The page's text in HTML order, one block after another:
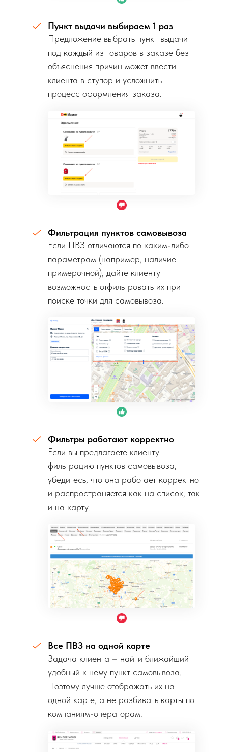
Пункт выдачи выбираем 1 раз
Предложение выбрать пункт выдачи
под каждый из товаров в заказе без
объяснения причин может ввести
клиента в ступор и усложнить
процесс оформления заказа.
Фильтрация пунктов самовывоза
Если ПВЗ отличаются по каким-либо
параметрам (например, наличие
примерочной), дайте клиенту
возможность отфильтровать их при
поиске точки для самовывоза.
Фильтры работают корректно
Если вы предлагаете клиенту
фильтрацию пунктов самовывоза,
убедитесь, что она работает корректно
и распространяется как на список, так
и на карту.
Все ПВЗ на одной карте
Задача клиента – найти ближайший
удобный к нему пункт самовывоза.
Поэтому лучше отображать их на
одной карте, а не разбивать карты по
компаниям-операторам.